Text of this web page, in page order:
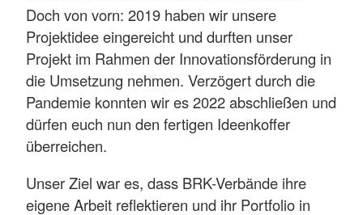
Doch von vorn: 2019 haben wir unsere
Projektidee eingereicht und durften unser
Projekt im Rahmen der Innovationsförderung in
die Umsetzung nehmen. Verzögert durch die
Pandemie konnten wir es 2022 abschließen und
dürfen euch nun den fertigen Ideenkoffer
überreichen.
Unser Ziel war es, dass BRK-Verbände ihre
eigene Arbeit reflektieren und ihr Portfolio in